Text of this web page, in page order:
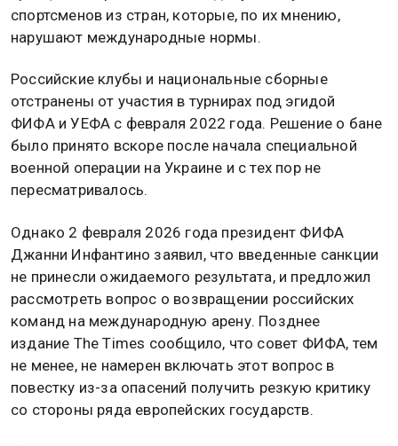
спортсменов из стран, которые, по их мнению,
нарушают международные нормы.
Российские клубы и национальные сборные
отстранены от участия в турнирах под эгидой
ФИФА и УЕФА с февраля 2022 года. Решение о бане
было принято вскоре после начала специальной
военной операции на Украине и с тех пор не
пересматривалось.
Однако 2 февраля 2026 года президент ФИФА
Джанни Инфантино заявил, что введенные санкции
не принесли ожидаемого результата, и предложил
рассмотреть вопрос о возвращении российских
команд на международную арену. Позднее
издание The Times сообщило, что совет ФИФА, тем
не менее, не намерен включать этот вопрос в
повестку из-за опасений получить резкую критику